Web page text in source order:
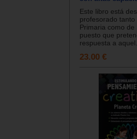
Este libro está
profesorado
Primaria como de
puesto que
respuesta a
23.00 €